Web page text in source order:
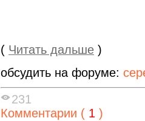
( Читать дальше )
обсудить на форуме:
231
Комментарии ( 1 )